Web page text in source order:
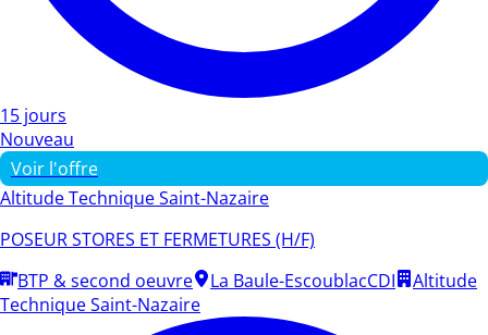
15 jours
Nouveau
Voir l'offre
Altitude Technique Saint-Nazaire
POSEUR STORES ET FERMETURES (H/F)
BTP & second oeuvre
La Baule-EscoublacCDI
Altitude
Technique Saint-Nazaire